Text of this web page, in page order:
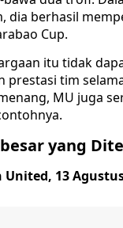
dia berhasil
Cup.
itu tidak
prestasi tim
MU juga
yang
13